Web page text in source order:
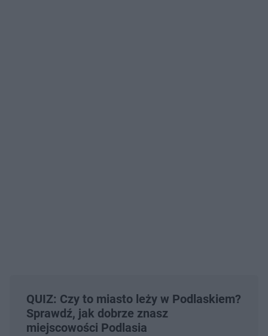
QUIZ: Czy to miasto leży w Podlaskiem?
Sprawdź, jak dobrze znasz
miejscowości Podlasia